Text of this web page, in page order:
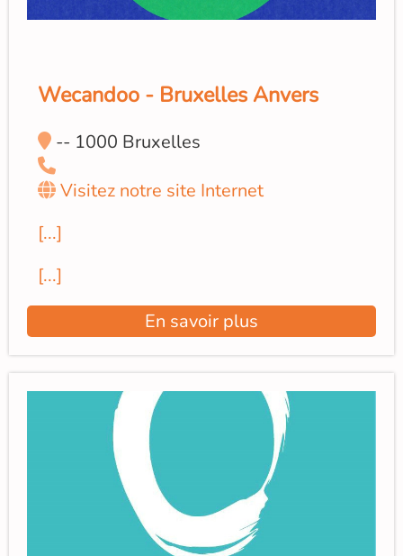
Wecandoo - Bruxelles Anvers
-- 1000 Bruxelles
Visitez notre site Internet
[...]
[...]
En savoir plus